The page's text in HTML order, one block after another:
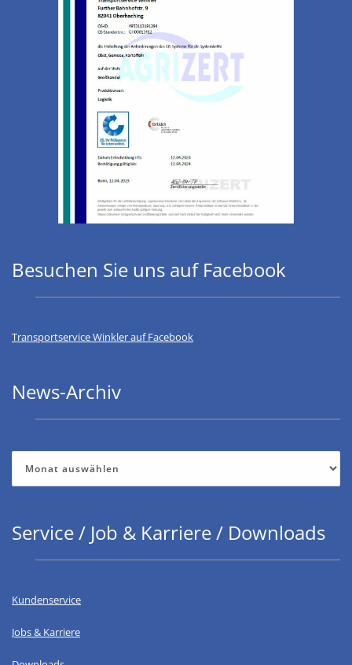
Besuchen Sie uns auf Facebook
Transportservice Winkler auf Facebook
News-Archiv
Archiv
Service / Job & Karriere / Downloads
Kundenservice
Jobs & Karriere